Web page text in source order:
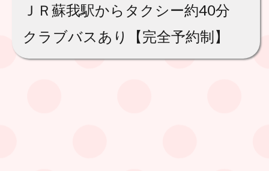
ＪＲ蘇我駅からタクシー約40分
クラブバスあり【完全予約制】